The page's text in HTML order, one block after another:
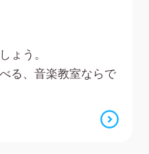
ょう。
る、音楽教室ならで